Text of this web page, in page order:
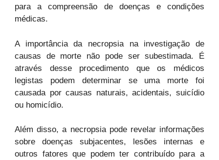
para a compreensão de doenças e condições
médicas.
A importância da necropsia na investigação de
causas de morte não pode ser subestimada. É
através desse procedimento que os médicos
legistas podem determinar se uma morte foi
causada por causas naturais, acidentais, suicídio
ou homicídio.
Além disso, a necropsia pode revelar informações
sobre doenças subjacentes, lesões internas e
outros fatores que podem ter contribuído para a